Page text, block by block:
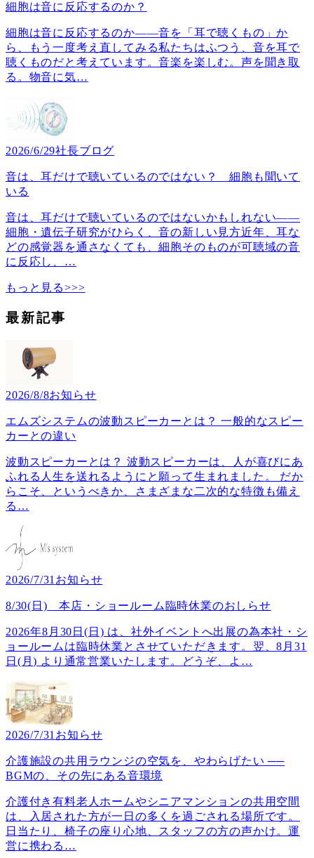
細胞は音に反応するのか？
細胞は音に反応するのか――音を「耳で聴くもの」か
ら、もう一度考え直してみる私たちはふつう、音を耳で
聴くものだと考えています。音楽を楽しむ。声を聞き取
る。物音に気…
2026/6/29社長ブログ
音は、耳だけで聴いているのではない？ 細胞も聞いて
いる
音は、耳だけで聴いているのではないかもしれない――
細胞・遺伝子研究がひらく、音の新しい見方近年、耳な
どの感覚器を通さなくても、細胞そのものが可聴域の音
に反応し、 …
もっと見る>>>
最新記事
2026/8/8お知らせ
エムズシステムの波動スピーカーとは？ 一般的なスピー
カーとの違い
波動スピーカーとは？ 波動スピーカーは、人が喜びにあ
ふれる人生を送れるようにと願って生まれました。 だか
らこそ、というべきか、さまざまな二次的な特徴も備え
る …
2026/7/31 お知らせ
8/30(日) 本店・ショールーム臨時休業のおしらせ
2026年8月30日(日) は、社外イベントへ出展の為本社・シ
ョールームは臨時休業とさせていただきます。翌、8月31
日(月) より通常営業いたします。どうぞ、よ …
2026/7/31 お知らせ
介護施設の共用ラウンジの空気を、やわらげたい ──
BGMの、その先にある音環境
介護付き有料老人ホームやシニアマンションの共用空間
は、入居された方が一日の多くを過ごされる場所です。
日当たり、椅子の座り心地、スタッフの方の声かけ。運
営に携わる …